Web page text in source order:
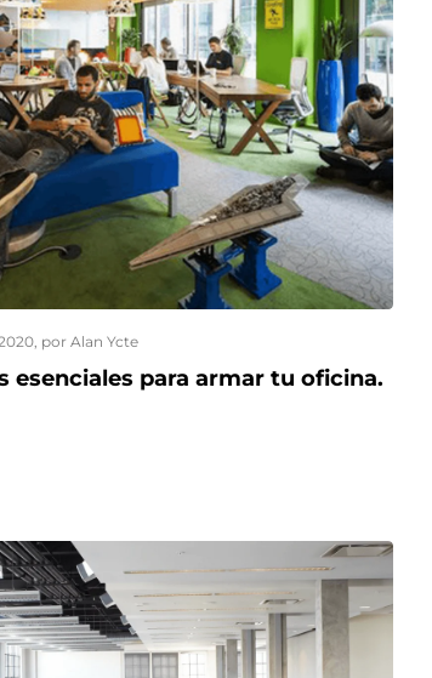
, por Alan Ycte
esenciales para armar tu oficina.